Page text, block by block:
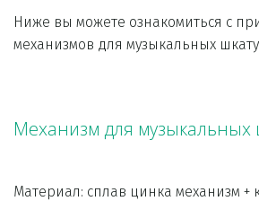
Ниже вы можете ознакомиться с
механизмов для музыкальных
Механизм для музыкальных